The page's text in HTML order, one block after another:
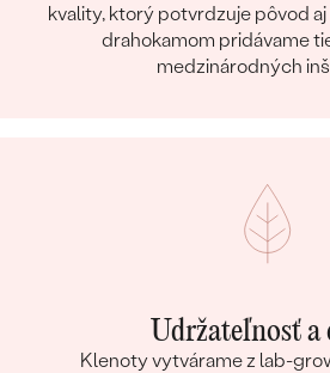
kvality, ktorý potvrdzuje pôvod
drahokamom pridávame
medzinárodných
Udržateľnosť a
Klenoty vytvárame z lab-